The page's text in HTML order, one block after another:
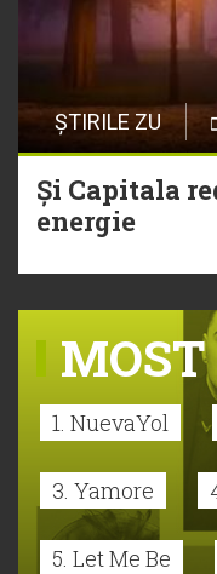
ȘTIRILE ZU
Și Capitala
energie
1. NuevaYol
3. Yamore
5. Let Me Be